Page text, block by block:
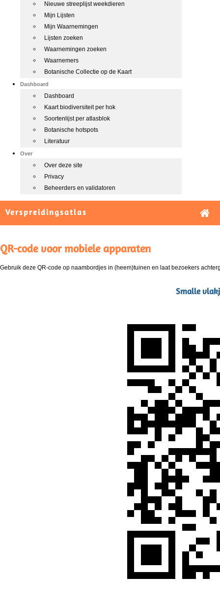
Nieuwe streeplijst weekdieren
Mijn Lijsten
Mijn Waarnemingen
Lijsten zoeken
Waarnemingen zoeken
Waarnemers
Botanische Collectie op de Kaart
Dashboard
Dashboard
Kaart biodiversiteit per hok
Soortenlijst per atlasblok
Botanische hotspots
Literatuur
Over
Over deze site
Privacy
Beheerders en validatoren
Verspreidingsatlas
QR-code voor mobiele apparaten
Gebruik deze QR-code op naambordjes in (heem)tuinen en laat bezoekers
Smalle